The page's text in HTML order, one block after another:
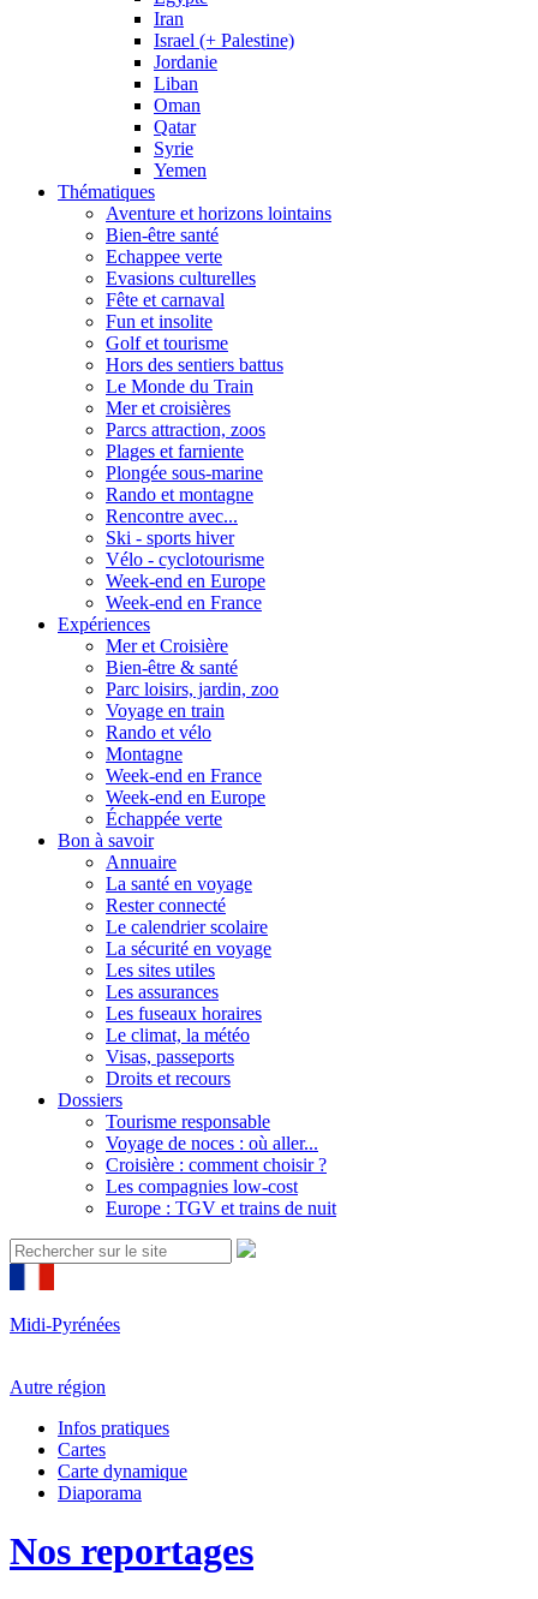
Iran
Israel (+ Palestine)
Jordanie
Liban
Oman
Qatar
Syrie
Yemen
Thématiques
Aventure et horizons lointains
Bien-être santé
Echappee verte
Evasions culturelles
Fête et carnaval
Fun et insolite
Golf et tourisme
Hors des sentiers battus
Le Monde du Train
Mer et croisières
Parcs attraction, zoos
Plages et farniente
Plongée sous-marine
Rando et montagne
Rencontre avec...
Ski - sports hiver
Vélo - cyclotourisme
Week-end en Europe
Week-end en France
Expériences
Mer et Croisière
Bien-être & santé
Parc loisirs, jardin, zoo
Voyage en train
Rando et vélo
Montagne
Week-end en France
Week-end en Europe
Échappée verte
Bon à savoir
Annuaire
La santé en voyage
Rester connecté
Le calendrier scolaire
La sécurité en voyage
Les sites utiles
Les assurances
Les fuseaux horaires
Le climat, la météo
Visas, passeports
Droits et recours
Dossiers
Tourisme responsable
Voyage de noces : où aller...
Croisière : comment choisir ?
Les compagnies low-cost
Europe : TGV et trains de nuit
Midi-Pyrénées
Autre région
Infos pratiques
Cartes
Carte dynamique
Diaporama
Nos reportages